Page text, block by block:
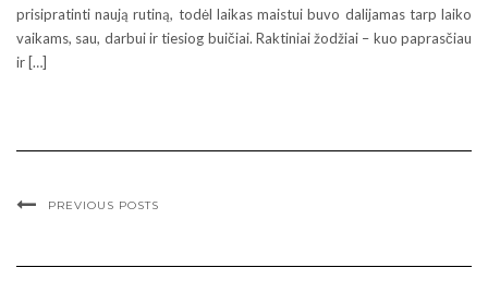
prisipratinti naują rutiną, todėl laikas maistui buvo dalijamas tarp laiko
vaikams, sau, darbui ir tiesiog buičiai. Raktiniai žodžiai – kuo paprasčiau
ir […]
PREVIOUS POSTS